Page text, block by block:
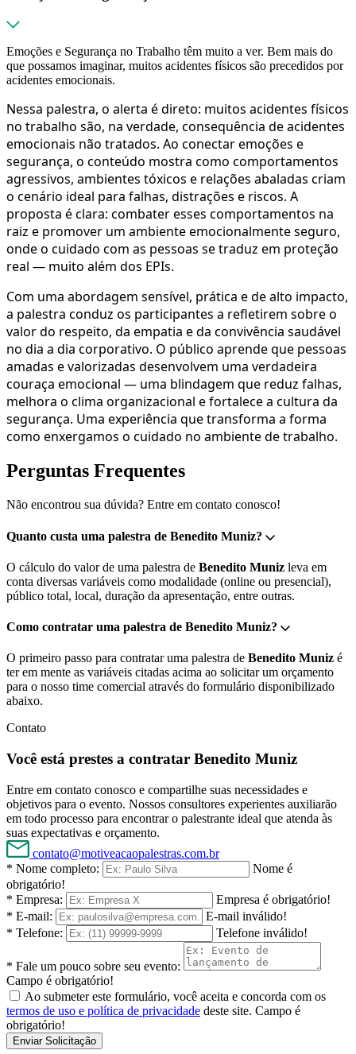
Emoções e Segurança no Trabalho têm muito a ver. Bem mais do
que possamos imaginar, muitos acidentes físicos são precedidos por
acidentes emocionais.
Nessa palestra, o alerta é direto: muitos acidentes físicos
no trabalho são, na verdade, consequência de acidentes
emocionais não tratados. Ao conectar emoções e
segurança, o conteúdo mostra como comportamentos
agressivos, ambientes tóxicos e relações abaladas criam
o cenário ideal para falhas, distrações e riscos. A
proposta é clara: combater esses comportamentos na
raiz e promover um ambiente emocionalmente seguro,
onde o cuidado com as pessoas se traduz em proteção
real — muito além dos EPIs.
Com uma abordagem sensível, prática e de alto impacto,
a palestra conduz os participantes a refletirem sobre o
valor do respeito, da empatia e da convivência saudável
no dia a dia corporativo. O público aprende que pessoas
amadas e valorizadas desenvolvem uma verdadeira
couraça emocional — uma blindagem que reduz falhas,
melhora o clima organizacional e fortalece a cultura da
segurança. Uma experiência que transforma a forma
como enxergamos o cuidado no ambiente de trabalho.
Perguntas Frequentes
Não encontrou sua dúvida? Entre em contato conosco!
Quanto custa uma palestra de Benedito Muniz?
O cálculo do valor de uma palestra de Benedito Muniz leva em
conta diversas variáveis como modalidade (online ou presencial),
público total, local, duração da apresentação, entre outras.
Como contratar uma palestra de Benedito Muniz?
O primeiro passo para contratar uma palestra de Benedito Muniz é
ter em mente as variáveis citadas acima ao solicitar um orçamento
para o nosso time comercial através do formulário disponibilizado
abaixo.
Contato
Você está prestes a contratar Benedito Muniz
Entre em contato conosco e compartilhe suas necessidades e
objetivos para o evento. Nossos consultores experientes auxiliarão
em todo processo para encontrar o palestrante ideal que atenda às
suas expectativas e orçamento.
contato@motiveacaopalestras.com.br
* Nome completo:
Nome é
obrigatório!
* Empresa:
Empresa é obrigatório!
* E-mail:
E-mail inválido!
* Telefone:
Telefone inválido!
* Fale um pouco sobre seu evento:
Campo é obrigatório!
Ao submeter este formulário, você aceita e concorda com os
termos de uso e política de privacidade deste site. Campo é
obrigatório!
Enviar Solicitação